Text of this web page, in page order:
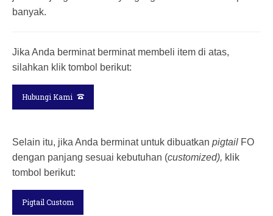
banyak.
Jika Anda berminat berminat membeli item di atas,
silahkan klik tombol berikut:
Hubungi Kami
Selain itu, jika Anda berminat untuk dibuatkan pigtail FO
dengan panjang sesuai kebutuhan (customized), klik
tombol berikut:
Pigtail Custom